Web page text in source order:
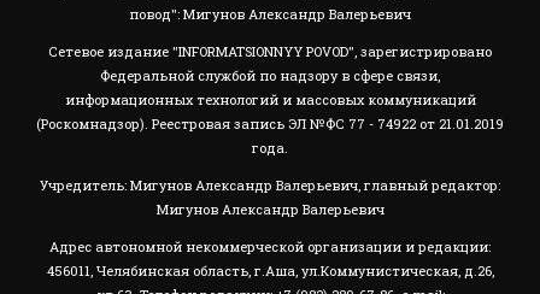
повод": Мигунов Александр Валерьевич
Сетевое издание "INFORMATSIONNYY POVOD", зарегистрировано
Федеральной службой по надзору в сфере связи,
информационных технологий и массовых коммуникаций
(Роскомнадзор). Реестровая запись ЭЛ №ФС 77 - 74922 от 21.01.2019
года.
Учредитель: Мигунов Александр Валерьевич, главный редактор:
Мигунов Александр Валерьевич
Адрес автономной некоммерческой организации и редакции:
456011, Челябинская область, г.Аша, ул.Коммунистическая, д.26,